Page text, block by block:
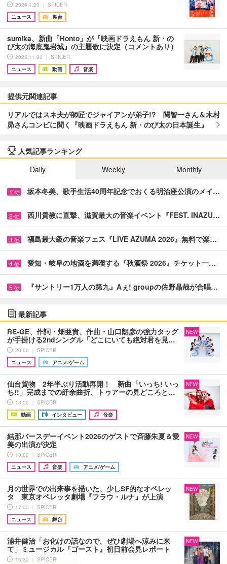
2026.1.23 ｜ SPICER
ニュース
舞台
sumika、新曲「Honto」が『映画ドラえもん 新・の
び太の海底鬼岩城』の主題歌に決定（コメントあり）
2025.11.30 ｜ SPICER
ニュース
動画 音楽
提供元関連記事
リアルではスネ夫が師匠でジャイアンが弟子!? 関智一さん＆木村
昴さんコンビに聞く『映画ドラえもん 新・のび太の日本誕生』
人気記事ランキング
Daily
Weekly Monthly
1 位 坂本冬美、歌手生活40周年記念でおくる明治座公演のメイ…
2 位 西川貴教に直撃、滋賀最大の音楽イベント『FEST. INAZU…
3 位 福島最大級の音楽フェス『LIVE AZUMA 2026』無料で楽…
4 位 愛知・岐阜の地酒を満喫する『秋酒祭 2026』チケット一…
5 位 『サントリー1万人の第九』Aぇ! groupの佐野晶哉が合唱…
最新記事
RE-GE、作詞・畑亜貴、作曲・山口朗彦の強力タッグ
が手掛ける2ndシングル「どこにいても絶対君を見…
20:00 ｜ SPICER
ニュース
アニメ/ゲーム
NEW
仙台貨物 2年半ぶり活動再開！ 新曲「いっち! いっ
ち!!」完成までの紆余曲折、トゥアーの見どころと…
18:00 ｜ SPICER
動画
インタビュー 音楽
NEW
結那バースデーイベント2026のゲストで斉藤朱夏＆愛
美の出演が決定
18:00 ｜ SPICER
ニュース
音楽 アニメ/ゲーム
NEW
月の世界での出来事を描いた、少しSF的なオペレッ
タ 東京オペレッタ劇場『フラウ・ルナ』が上演
17:00 ｜ SPICER
ニュース
舞台
NEW
浦井健治「お化けの話なので、ぜひ劇場へ涼みに来
て」ミュージカル『ゴースト』初日前会見レポート
16:30 ｜ SPICER
NEW